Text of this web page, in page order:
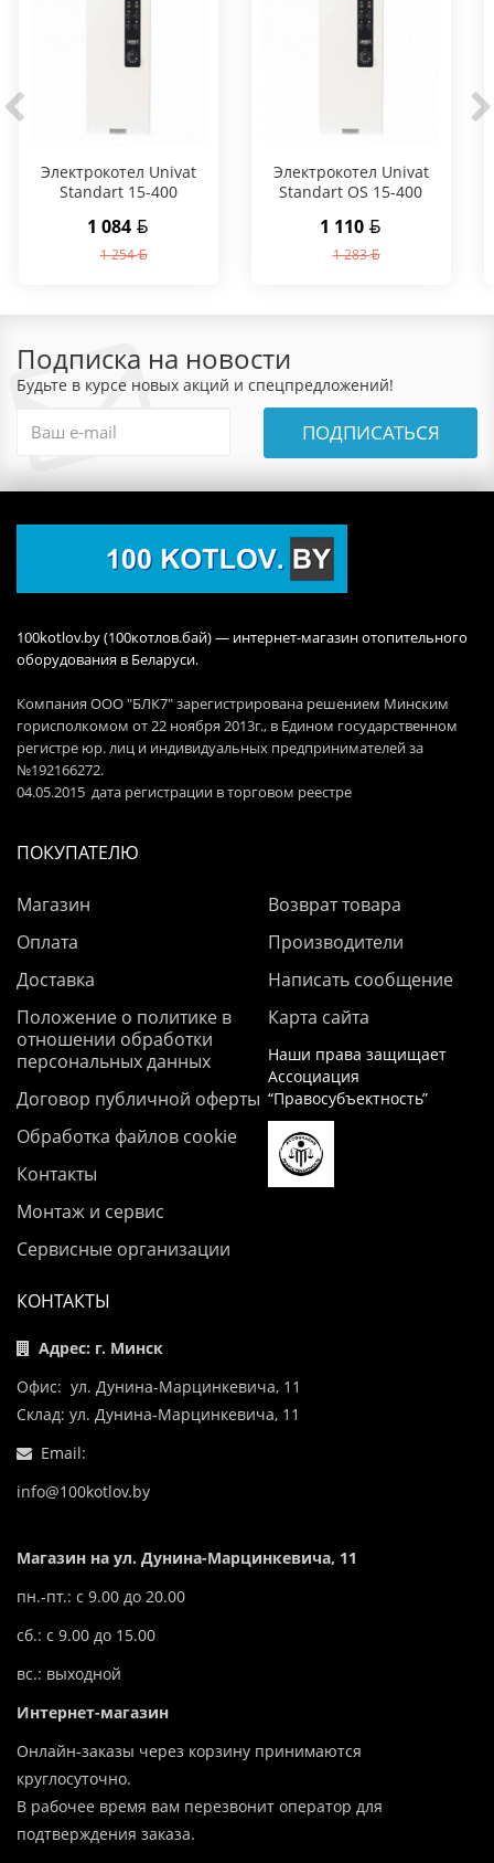
Электрокотел Univat
Standart 15-400
1 084
1 254
Электрокотел Univat
Standart OS 15-400
1 110
1 283
Подписка на новости
Будьте в курсе новых акций и спецпредложений!
ПОДПИСАТЬСЯ
100kotlov.by (100котлов.бай) — интернет-магазин отопительного
оборудования в Беларуси.
Компания ООО "БЛК7" зарегистрирована решением Минским
горисполкомом от 22 ноября 2013г., в Едином государственном
регистре юр. лиц и индивидуальных предпринимателей за
№192166272.
04.05.2015 дата регистрации в торговом реестре
ПОКУПАТЕЛЮ
Магазин
Оплата
Доставка
Положение о политике в
отношении обработки
персональных данных
Договор публичной оферты
Обработка файлов cookie
Контакты
Монтаж и сервис
Сервисные организации
Возврат товара
Производители
Написать сообщение
Карта сайта
Наши права защищает
Ассоциация
“Правосубъектность”
КОНТАКТЫ
Адрес: г. Минск
Офис: ул. Дунина-Марцинкевича, 11
Склад: ул. Дунина-Марцинкевича, 11
Email:
info@100kotlov.by
Магазин на ул. Дунина-Марцинкевича, 11
пн.-пт.: с 9.00 до 20.00
сб.: с 9.00 до 15.00
вс.: выходной
Интернет-магазин
Онлайн-заказы через корзину принимаются
круглосуточно.
В рабочее время вам перезвонит оператор для
подтверждения заказа.